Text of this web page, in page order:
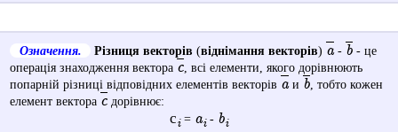
Означення. Різниця векторів (віднімання векторів) a- b - це
операція знаходження вектора c, всі елементи, якого дорівнюють
попарній різниці відповідних елементів векторів aи b, тобто кожен
елемент вектора cдорівнює:
сi= ai- bi